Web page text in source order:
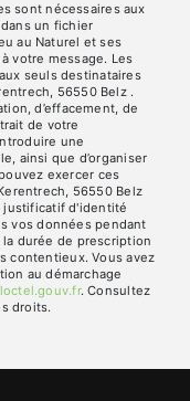
sont nécessaires aux
un fichier
au Naturel et ses
votre message. Les
seuls destinataires
56550 Belz .
d’effacement, de
de votre
une
ainsi que d’organiser
exercer ces
56550 Belz
justificatif d'identité
vos données pendant
la durée de prescription
contentieux. Vous avez
au démarchage
. Consultez
droits.